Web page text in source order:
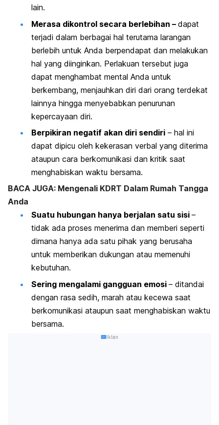
lain.
Merasa dikontrol secara berlebihan – dapat
terjadi dalam berbagai hal terutama larangan
berlebih untuk Anda berpendapat dan melakukan
hal yang diinginkan. Perlakuan tersebut juga
dapat menghambat mental Anda untuk
berkembang, menjauhkan diri dari orang terdekat
lainnya hingga menyebabkan penurunan
kepercayaan diri.
Berpikiran negatif akan diri sendiri – hal ini
dapat dipicu oleh kekerasan verbal yang diterima
ataupun cara berkomunikasi dan kritik saat
menghabiskan waktu bersama.
BACA JUGA: Mengenali KDRT Dalam Rumah Tangga
Anda
Suatu hubungan hanya berjalan satu sisi –
tidak ada proses menerima dan memberi seperti
dimana hanya ada satu pihak yang berusaha
untuk memberikan dukungan atau memenuhi
kebutuhan.
Sering mengalami gangguan emosi – ditandai
dengan rasa sedih, marah atau kecewa saat
berkomunikasi ataupun saat menghabiskan waktu
bersama.
Iklan